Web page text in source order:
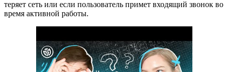
теряет сеть или если пользователь примет входящий звонок во
время активной работы.